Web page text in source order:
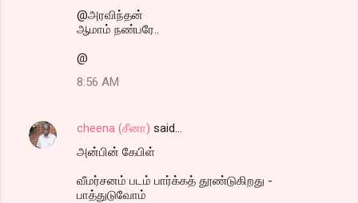
@அரவிந்தன்
ஆமாம் நண்பரே..
@
8:56 AM
cheena (சீனா) said…
அன்பின் கேபிள்
வீமர்சனம் படம் பார்க்கத் தூண்டுகிறது -
பாத்துடுவோம்